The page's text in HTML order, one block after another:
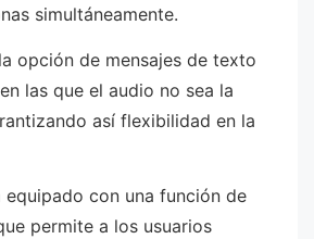
simultáneamente.
opción de mensajes de texto
las que el audio no sea la
así flexibilidad en la
con una función de
permite a los usuarios